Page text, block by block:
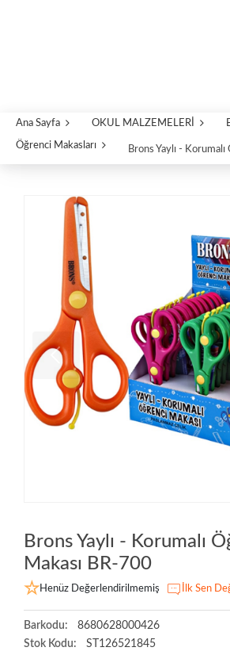
Ana Sayfa OKUL MALZEMELERİ
Öğrenci Makasları Brons Yaylı -
Brons Yaylı - Korumalı
Makası BR-700
Henüz Değerlendirilmemiş İlk Sen
Barkodu:
8680628000426
Stok Kodu:
ST126521845